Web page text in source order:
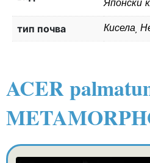
Японски
тип почва Кисела,
ACER